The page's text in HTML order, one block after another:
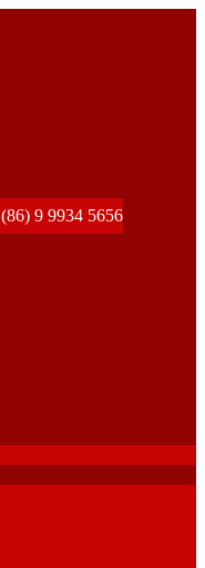
(86) 9 9934 5656